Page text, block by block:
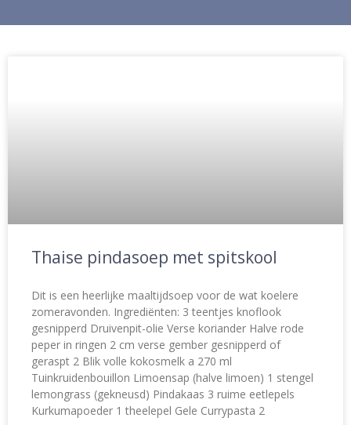
Thaise pindasoep met spitskool
Dit is een heerlijke maaltijdsoep voor de wat koelere
zomeravonden. Ingrediënten: 3 teentjes knoflook
gesnipperd Druivenpit-olie Verse koriander Halve rode
peper in ringen 2 cm verse gember gesnipperd of
geraspt 2 Blik volle kokosmelk a 270 ml
Tuinkruidenbouillon Limoensap (halve limoen) 1 stengel
lemongrass (gekneusd) Pindakaas 3 ruime eetlepels
Kurkumapoeder 1 theelepel Gele Currypasta 2